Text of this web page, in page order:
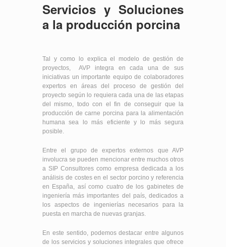
Servicios y Soluciones
a la producción porcina
Tal y como lo explica el modelo de gestión de
proyectos, AVP integra en cada una de sus
iniciativas un importante equipo de colaboradores
expertos en áreas del proceso de gestión del
proyecto según lo requiera cada una de las etapas
del mismo, todo con el fin de conseguir que la
producción de carne porcina para la alimentación
humana sea lo más eficiente y lo más segura
posible.
Entre el grupo de expertos externos que AVP
involucra se pueden mencionar entre muchos otros
a SIP Consultores como empresa dedicada a los
análisis de costes en el sector porcino y referencia
en España, así como cuatro de los gabinetes de
ingeniería más importantes del país, dedicados a
los aspectos de ingenierías necesarios para la
puesta en marcha de nuevas granjas.
En este sentido, podemos destacar entre algunos
de los servicios y soluciones integrales que ofrece